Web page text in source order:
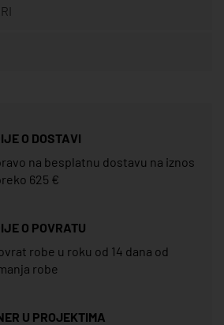
O DOSTAVI
na besplatnu dostavu na iznos
625 €
O POVRATU
robe u roku od 14 dana od
robe
U PROJEKTIMA